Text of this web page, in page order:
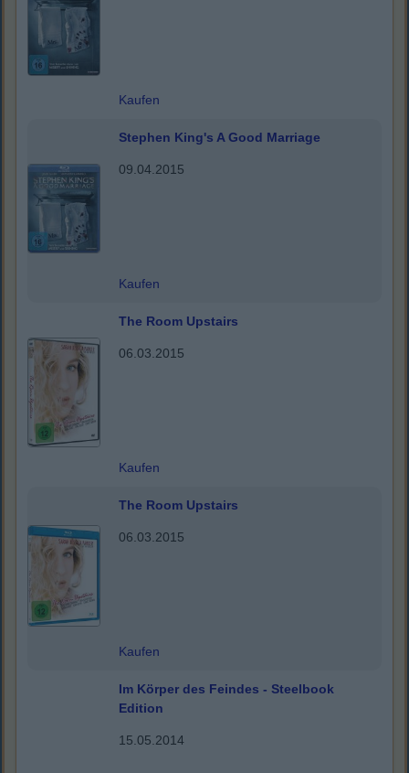
Kaufen
Stephen King's A Good Marriage
09.04.2015
Kaufen
The Room Upstairs
06.03.2015
Kaufen
The Room Upstairs
06.03.2015
Kaufen
Im Körper des Feindes - Steelbook
Edition
15.05.2014